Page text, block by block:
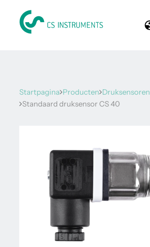
Startpagina Producten Druksensoren
Standaard druksensor CS 40